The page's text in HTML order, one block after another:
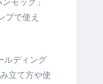
プで使え
ルディング
立て方や使